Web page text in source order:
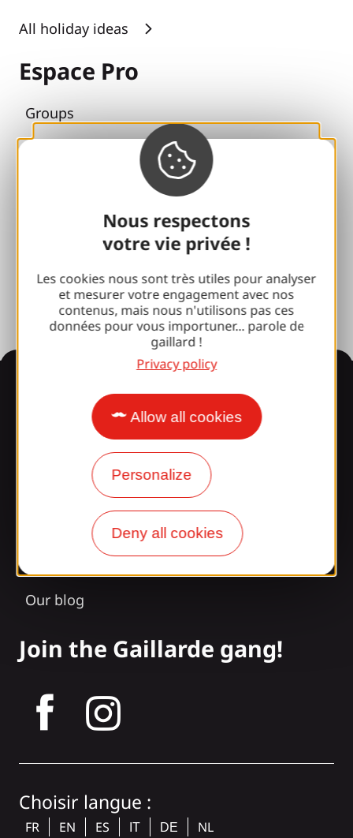
Nous respectons
votre vie privée !
Les cookies nous sont très utiles pour analyser
et mesurer votre engagement avec nos
contenus, mais nous n'utilisons pas ces
données pour vous importuner... parole de
gaillard !
Privacy policy
Allow all cookies
Personalize
Deny all cookies
All holiday ideas
Espace Pro
Groups
Sports breaks
100% Gaillard Club
Photo library
Press room
Information
Surprised by our design?
Our opening times
Access and transport
Our blog
Join the Gaillarde gang!
Choisir langue :
FR EN ES IT DE NL